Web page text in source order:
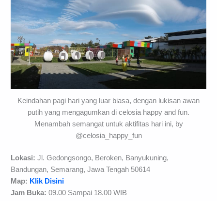
Keindahan pagi hari yang luar biasa, dengan lukisan awan
putih yang mengagumkan di celosia happy and fun.
Menambah semangat untuk aktifitas hari ini, by
@celosia_happy_fun
Lokasi: Jl. Gedongsongo, Beroken, Banyukuning,
Bandungan, Semarang, Jawa Tengah 50614
Map: Klik Disini
Jam Buka: 09.00 Sampai 18.00 WIB